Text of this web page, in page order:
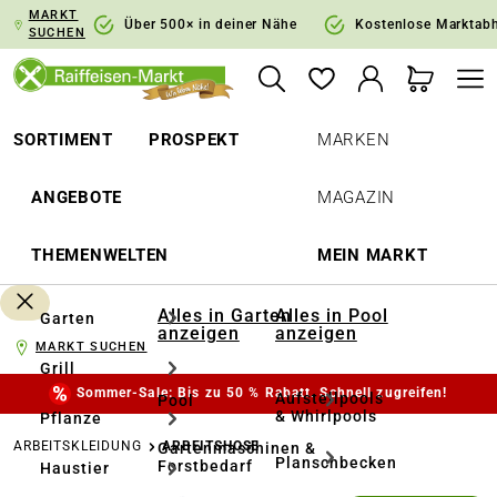
Zur Hauptnavigation springen
MARKT
SUCHEN
Über 500× in deiner Nähe Kostenlose
SORTIMENT PROSPEKT
ANGEBOTE
THEMENWELTEN
MARKEN
MAGAZIN
MEIN MARKT
Garten
Grill
Pflanze
Haustier
Alles in Garten
anzeigen
Pool
Gartenmaschinen &
Forstbedarf
Alles in Pool
anzeigen
Aufstellpools
& Whirlpools
Planschbecken
MARKT SUCHEN
Sommer-Sale: Bis zu 50 % Rabatt. Schnell zugreifen!
ARBEITSKLEIDUNG ARBEITSHOSE